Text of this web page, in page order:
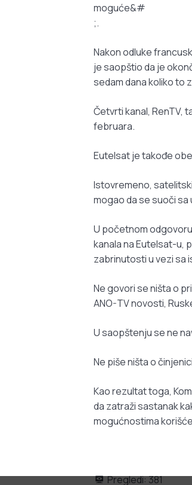
moguće&#
;.
Nakon odluke
je saopštio da je
sedam dana koliko to
Četvrti kanal, RenTV,
februara.
Eutelsat je takođe
Istovremeno,
mogao da se suoči sa
U početnom
kanala na Eutelsat-u,
zabrinutosti u vezi sa
Ne govori se ništa o
ANO-TV novosti,
U saopštenju se ne
Ne piše ništa o
Kao rezultat toga,
da zatraži sastanak
mogućnostima
Pregledi:381